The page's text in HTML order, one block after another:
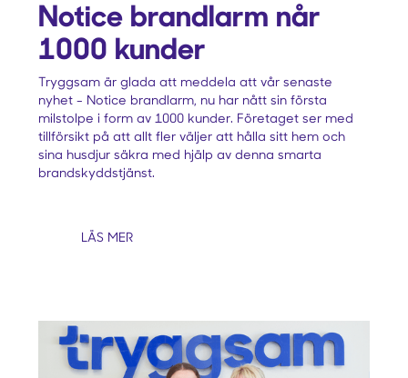
Notice brandlarm når
1000 kunder
Tryggsam är glada att meddela att vår senaste
nyhet - Notice brandlarm, nu har nått sin första
milstolpe i form av 1000 kunder. Företaget ser med
tillförsikt på att allt fler väljer att hålla sitt hem och
sina husdjur säkra med hjälp av denna smarta
brandskyddstjänst.
LÄS MER